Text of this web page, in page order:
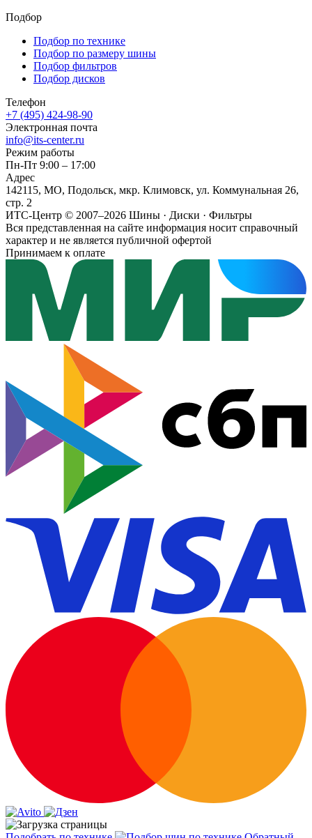
Подбор
Подбор по технике
Подбор по размеру шины
Подбор фильтров
Подбор дисков
Телефон
+7 (495) 424-98-90
Электронная почта
info@its-center.ru
Режим работы
Пн-Пт 9:00 – 17:00
Адрес
142115, МО, Подольск, мкр. Климовск, ул. Коммунальная 26,
стр. 2
ИТС-Центр © 2007–2026 Шины · Диски · Фильтры
Вся представленная на сайте информация носит справочный
характер и не является публичной офертой
Принимаем к оплате